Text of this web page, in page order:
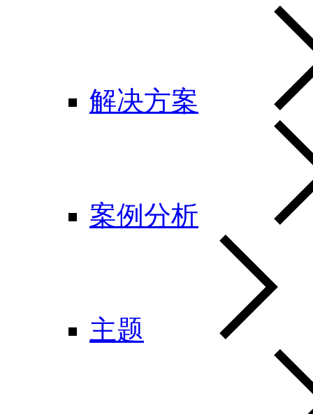
解决方案
案例分析
主题